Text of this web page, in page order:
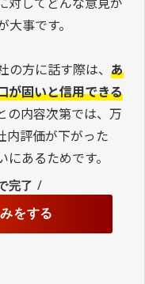
事です。
方に話す際は、 あ
が固いと信用できる
の内容次第では、万
内評価が下がった
あるためです。
完了 /
をする